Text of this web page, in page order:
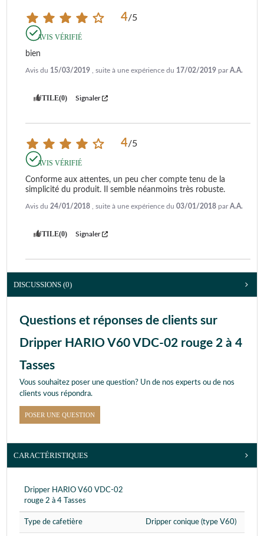
4/5
AVIS VÉRIFIÉ
bien
Avis du 15/03/2019 , suite à une expérience du 17/02/2019 parA.A.
UTILE(0) Signaler
4/5
AVIS VÉRIFIÉ
Conforme aux attentes, un peu cher compte tenu de la
simplicité du produit. Il semble néanmoins très robuste.
Avis du 24/01/2018 , suite à une expérience du 03/01/2018 parA.A.
UTILE(0) Signaler
DISCUSSIONS (0)
Questions et réponses de clients sur
Dripper HARIO V60 VDC-02 rouge 2 à 4
Tasses
Vous souhaitez poser une question? Un de nos experts ou de nos
clients vous répondra.
POSER UNE QUESTION
CARACTÉRISTIQUES
Dripper HARIO V60 VDC-02
rouge 2 à 4 Tasses
Type de cafetière Dripper conique (type V60)